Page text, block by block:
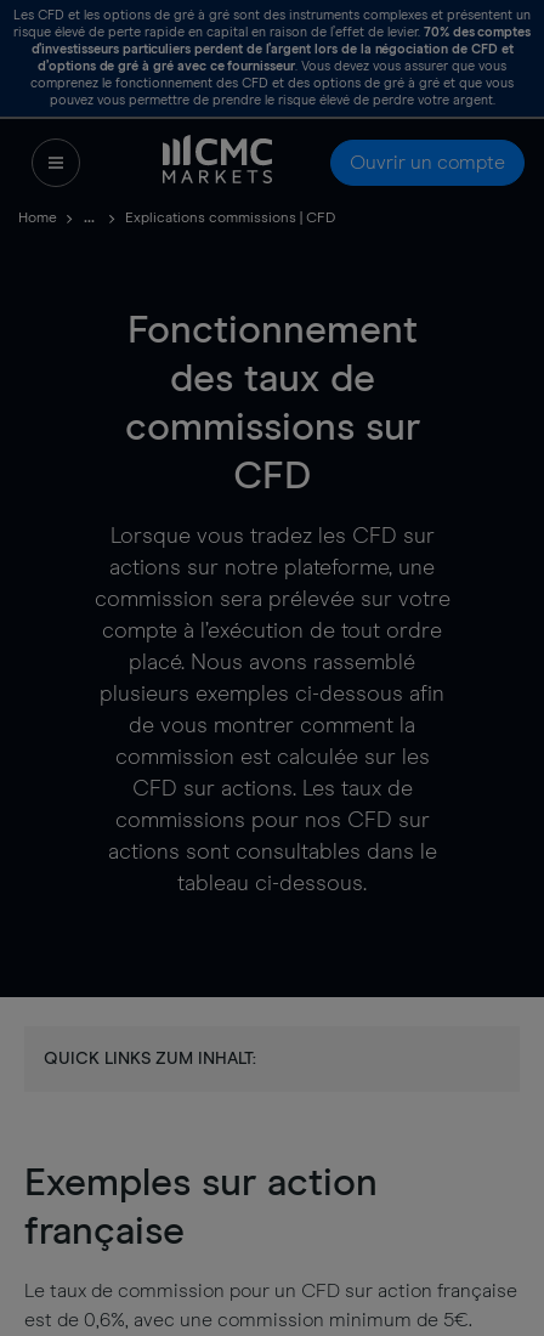
Les CFD et les options de gré à gré sont des instruments complexes et présentent un
risque élevé de perte rapide en capital en raison de l’effet de levier. 70%des comptes
d’investisseurs particuliers perdent de l’argent lors de la négociation de CFD et
d’options de gré à gré avec ce fournisseur. Vous devez vous assurer que vous
comprenez le fonctionnement des CFD et des options de gré à gré et que vous
pouvez vous permettre de prendre le risque élevé de perdre votre argent.
Ouvrir un compte
Home Explications commissions | CFD
Fonctionnement
des taux de
commissions sur
CFD
Lorsque vous tradez les CFD sur
actions sur notre plateforme, une
commission sera prélevée sur votre
compte à l’exécution de tout ordre
placé. Nous avons rassemblé
plusieurs exemples ci-dessous afin
de vous montrer comment la
commission est calculée sur les
CFD sur actions. Les taux de
commissions pour nos CFD sur
actions sont consultables dans le
tableau ci-dessous.
QUICK LINKS ZUM INHALT:
Exemples sur action
française
Le taux de commission pour un CFD sur action française
est de 0,6%, avec une commission minimum de 5€.